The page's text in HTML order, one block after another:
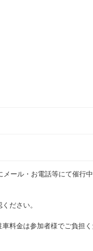
ール・お電話等にて催行
ださい。
料金は参加者様でご負担